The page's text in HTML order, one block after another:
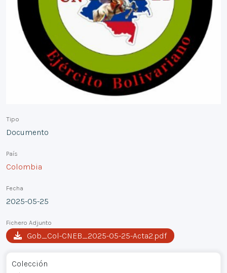
Tipo
Documento
País
Colombia
Fecha
2025-05-25
Fichero Adjunto
Gob_Col-CNEB_2025-05-25-Acta2.pdf
Colección